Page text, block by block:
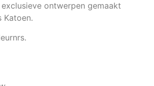
exclusieve ontwerpen gemaakt
Katoen.